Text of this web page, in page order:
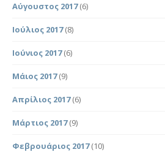
Αύγουστος 2017(6)
Ιούλιος 2017(8)
Ιούνιος 2017(6)
Μάιος 2017(9)
Απρίλιος 2017(6)
Μάρτιος 2017(9)
Φεβρουάριος 2017(10)